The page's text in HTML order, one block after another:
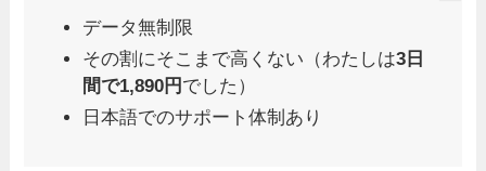
データ無制限
その割にそこまで高くない（わたしは3日
間で1,890円 でした）
日本語でのサポート体制あり